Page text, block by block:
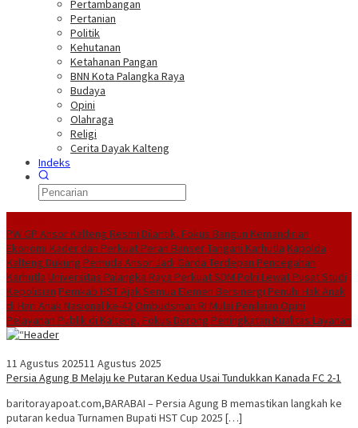
Pertambangan
Pertanian
Politik
Kehutanan
Ketahanan Pangan
BNN Kota Palangka Raya
Budaya
Opini
Olahraga
Religi
Cerita Dayak Kalteng
Indeks
PW GP Ansor Kalteng Resmi Dilantik, Fokus Bangun Kemandirian
Ekonomi Kader dan Perkuat Peran Banser Tangani Karhutla Kapolda
Kalteng Dukung Pemuda Ansor Jadi Garda Terdepan Pencegahan
Karhutla Universitas Palangka Raya Perkuat SDM Polri Lewat Pusat Studi
Kepolisian Pemkab HST Ajak Semua Elemen Bersinergi Penuhi Hak Anak
di Hari Anak Nasional ke-42 Ombudsman RI Mulai Penilaian Opini
Pelayanan Publik di Kalteng, Fokus Dorong Peningkatan Kualitas Layanan
11 Agustus 202511 Agustus 2025
Persia Agung B Melaju ke Putaran Kedua Usai Tundukkan Kanada FC 2-1
baritorayapoat.com,BARABAI – Persia Agung B memastikan langkah ke
putaran kedua Turnamen Bupati HST Cup 2025 […]